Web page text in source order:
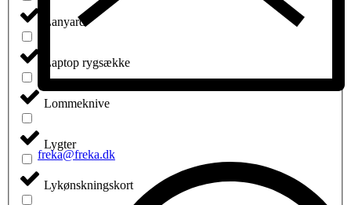
Lanyard
Laptop rygsække
Lommeknive
Lygter
Lykønskningskort
freka@freka.dk